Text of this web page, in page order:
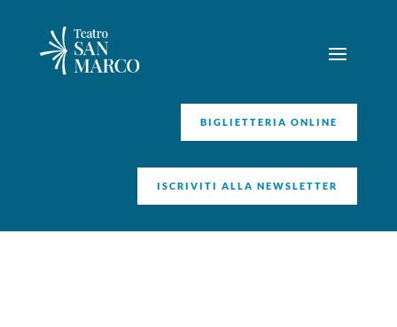
BIGLIETTERIA ONLINE
ISCRIVITI ALLA NEWSLETTER